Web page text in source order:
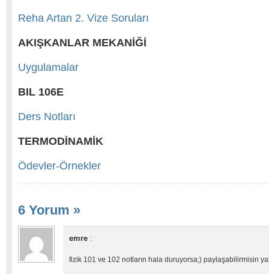
Reha Artan 2. Vize Soruları
AKIŞKANLAR MEKANİĞİ
Uygulamalar
BIL 106E
Ders Notları
TERMODİNAMİK
Ödevler-Örnekler
6 Yorum »
emre :
fizik 101 ve 102 notların hala duruyorsa;) paylaşabilirmisin